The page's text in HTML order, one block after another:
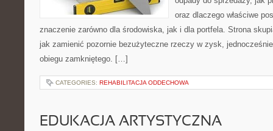
oraz dlaczego właściwe
znaczenie zarówno dla środowiska, jak i dla portfela. Strona
jak zamienić pozornie bezużyteczne rzeczy w zysk,
obiegu zamkniętego. […]
CATEGORIES: REHABILITACJA ODDECHOWA
EDUKACJA ARTYSTYCZNA